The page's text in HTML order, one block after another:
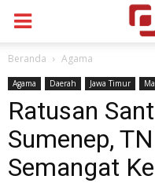
Beranda Agama
Agama Daerah Jawa Timur
Ratusan
Sumenep,
Semangat